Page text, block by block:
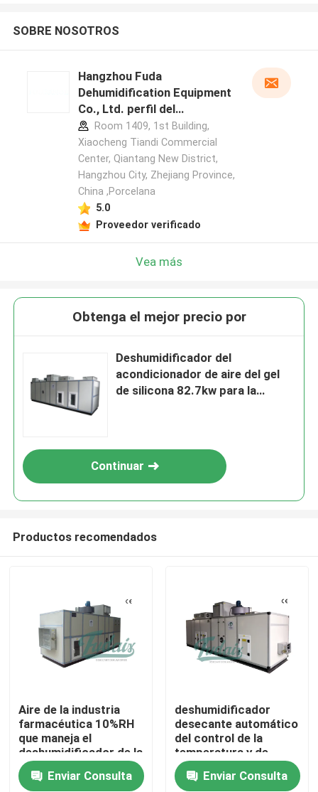
Productos
Sobre nosotros
SOBRE NOSOTROS
Hangzhou Fuda
Dehumidification Equipment
Co., Ltd. perfil del
fabricante
Room 1409, 1st Building,
Xiaocheng Tiandi Commercial
Center, Qiantang New District,
Hangzhou City, Zhejiang Province,
China ,Porcelana
5.0
Proveedor verificado
Vea más
Obtenga el mejor precio por
Deshumidificador del
acondicionador de aire del gel
de silicona 82.7kw para la
Continuar
Productos recomendados
Aire de la industria
farmacéutica 10%RH
que maneja el
deshumidificador de la
unidad
Enviar Consulta
deshumidificador
desecante automático
del control de la
temperatura y de
humedad del ³ /h
30%RH de los 8000m
Enviar Consulta